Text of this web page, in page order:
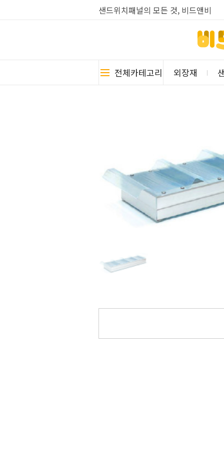
샌드위치패널의 모든 것, 비드앤비
전체카테고리 외장재